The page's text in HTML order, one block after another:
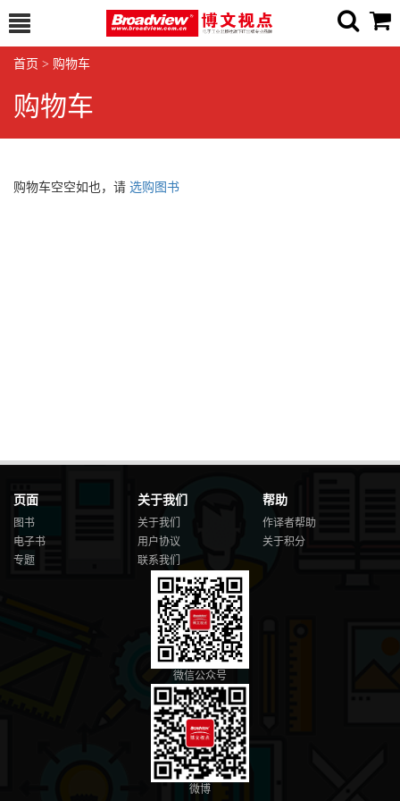
首页 > 购物车
购物车
购物车空空如也，请 选购图书
页面
图书
电子书
专题
关于我们
关于我们
用户协议
联系我们
帮助
作译者帮助
关于积分
微信公众号
微博